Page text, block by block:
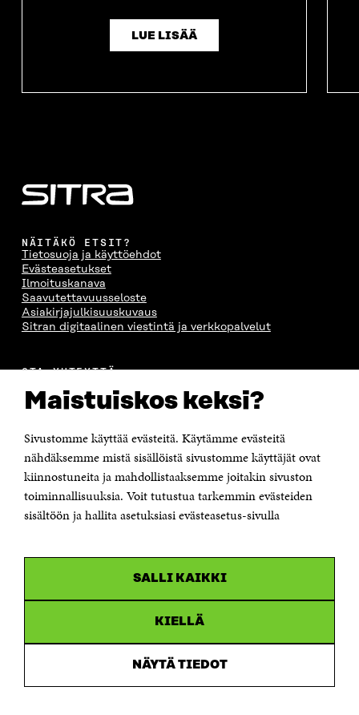
Maistuiskos keksi?
Sivustomme käyttää evästeitä. Käytämme evästeitä
nähdäksemme mistä sisällöistä sivustomme käyttäjät ovat
kiinnostuneita ja mahdollistaaksemme joitakin sivuston
toiminnallisuuksia. Voit tutustua tarkemmin evästeiden
sisältöön ja hallita asetuksiasi evästeasetus-sivulla
SALLI KAIKKI
KIELLÄ
NÄYTÄ TIEDOT
LUE LISÄÄ
NÄITÄKÖ ETSIT?
Tietosuoja ja käyttöehdot
Evästeasetukset
Ilmoituskanava
Saavutettavuusseloste
Asiakirjajulkisuuskuvaus
Sitran digitaalinen viestintä ja verkkopalvelut
OTA YHTEYTTÄ
Itämerenkatu 11-13, PL 160,
00181 Helsinki
Puhelin +358 294 618 991
Sähköpostiosoite
Saapumisohjeet
Y-tunnus 0202132-3
uudessa
ikkunassaInstagram